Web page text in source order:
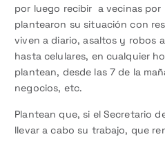
por luego recibir a vecinas
plantearon su situación con
viven a diario, asaltos y robos
hasta celulares, en cualquier
plantean, desde las 7 de la
negocios, etc.
Plantean que, si el Secretario
llevar a cabo su trabajo, que